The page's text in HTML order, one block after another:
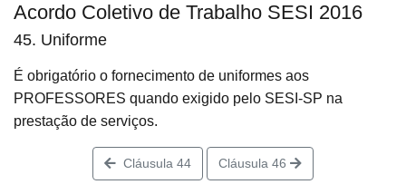
Acordo Coletivo de Trabalho SESI 2016
45. Uniforme
É obrigatório o fornecimento de uniformes aos
PROFESSORES quando exigido pelo SESI-SP na
prestação de serviços.
Cláusula 44 Cláusula 46